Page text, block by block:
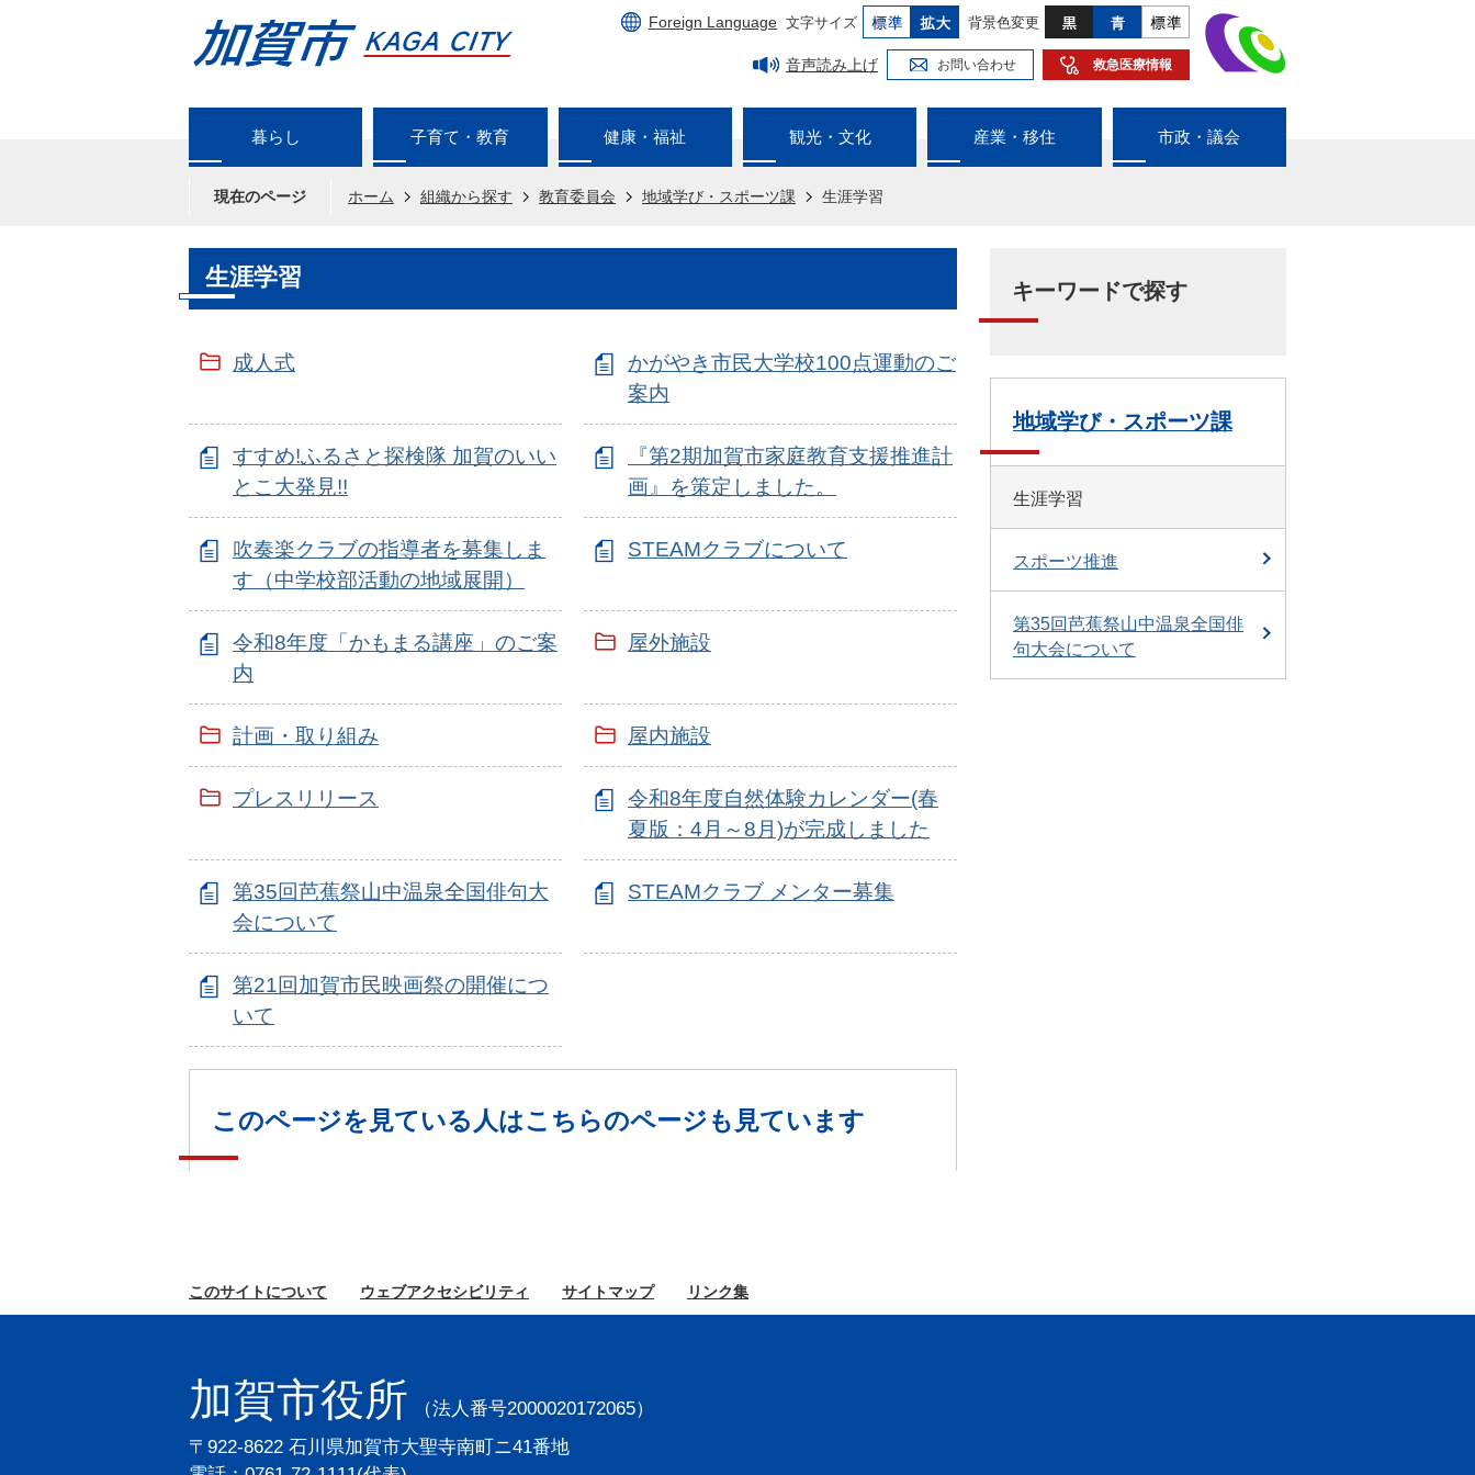
Foreign Language 文字サイズ 背景色変更
音声読み上げ お問い合わせ 救急医療情報
暮らし 子育て・教育 健康・福祉 観光・文化 産業・移住 市政・議会
現在のページ ホーム 組織から探す 教育委員会 地域学び・スポーツ課 生涯学習
生涯学習
成人式
かがやき市民大学校100点運動のご
案内
すすめ!ふるさと探検隊 加賀のいい
とこ大発見!!
『第2期加賀市家庭教育支援推進計
画』を策定しました。
吹奏楽クラブの指導者を募集しま
す（中学校部活動の地域展開）
STEAMクラブについて
令和8年度「かもまる講座」のご案
内
屋外施設
計画・取り組み 屋内施設
プレスリリース
令和8年度自然体験カレンダー(春
夏版：4月～8月)が完成しました
第35回芭蕉祭山中温泉全国俳句大
会について
STEAMクラブ メンター募集
第21回加賀市民映画祭の開催につ
いて
このページを見ている人はこちらのページも見ています
キーワードで探す
地域学び・スポーツ課
生涯学習
スポーツ推進
第35回芭蕉祭山中温泉全国俳
句大会について
このサイトについて ウェブアクセシビリティ サイトマップ リンク集
加賀市役所
（法人番号2000020172065）
〒922-8622 石川県加賀市大聖寺南町ニ41番地